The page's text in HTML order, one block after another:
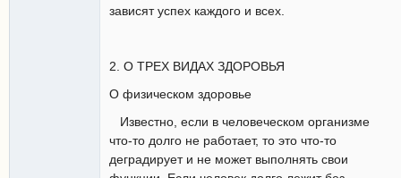
зависят успех каждого и всех.
2. О ТРЕХ ВИДАХ ЗДОРОВЬЯ
О физическом здоровье
Известно, если в человеческом организме
что-то долго не работает, то это что-то
деградирует и не может выполнять свои